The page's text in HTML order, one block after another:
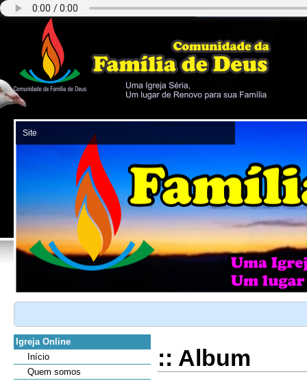
Igreja Online
Início
Quem somos
:: Album